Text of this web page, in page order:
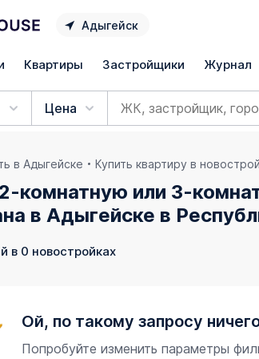
Адыгейск
Квартиры Застройщики Журнал
Цена
в Адыгейске Купить квартиру в
комнатную или 3-
в Адыгейске в
в 0 новостройках
Ой, по такому запросу
Попробуйте изменить параметры